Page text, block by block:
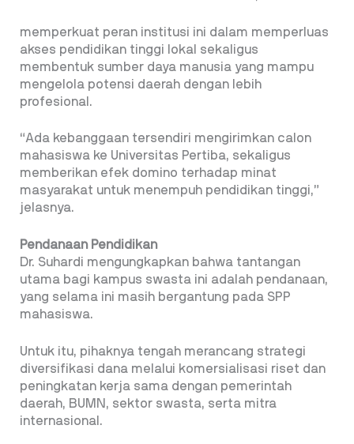
memperkuat peran institusi ini dalam memperluas
akses pendidikan tinggi lokal sekaligus
membentuk sumber daya manusia yang mampu
mengelola potensi daerah dengan lebih
profesional.
“Ada kebanggaan tersendiri mengirimkan calon
mahasiswa ke Universitas Pertiba, sekaligus
memberikan efek domino terhadap minat
masyarakat untuk menempuh pendidikan tinggi,”
jelasnya.
Pendanaan Pendidikan
Dr. Suhardi mengungkapkan bahwa tantangan
utama bagi kampus swasta ini adalah pendanaan,
yang selama ini masih bergantung pada SPP
mahasiswa.
Untuk itu, pihaknya tengah merancang strategi
diversifikasi dana melalui komersialisasi riset dan
peningkatan kerja sama dengan pemerintah
daerah, BUMN, sektor swasta, serta mitra
internasional.